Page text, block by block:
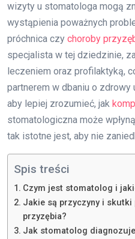
wizyty u stomatologa mogą
wystąpienia poważnych
próchnica czy choroby
specjalista w tej dziedzinie,
leczeniem oraz profilaktyką,
partnerem w dbaniu o zdrowy
aby lepiej zrozumieć, jak
stomatologiczna może
tak istotne jest, aby nie
Spis treści
Czym jest stomatolog i
Jakie są przyczyny i
przyzębia?
Jak stomatolog